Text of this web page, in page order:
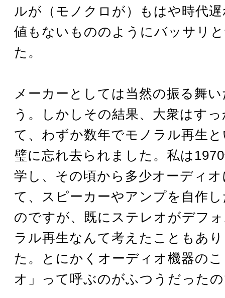
ルが（モノクロが）もはや時代
値もないもののようにバッサリ
た。
メーカーとしては当然の振る舞
う。しかしその結果、大衆はす
て、わずか数年でモノラル再生
璧に忘れ去られました。私は
学し、その頃から多少オーディ
て、スピーカーやアンプを自作
のですが、既にステレオがデフ
ラル再生なんて考えたこともあ
た。とにかくオーディオ機器の
オ」って呼ぶのがふつうだった